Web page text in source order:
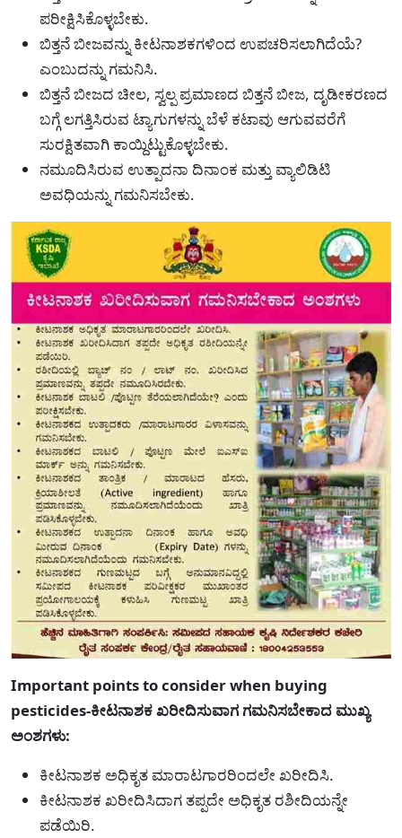
ಪರೀಕ್ಷಿಸಿಕೊಳ್ಳಬೇಕು.
ಬಿತ್ತನೆ ಬೀಜವನ್ನು ಕೀಟನಾಶಕಗಳಿಂದ ಉಪಚರಿಸಲಾಗಿದೆಯೆ?
ಎಂಬುದನ್ನು ಗಮನಿಸಿ.
ಬಿತ್ತನೆ ಬೀಜದ ಚೀಲ, ಸ್ವಲ್ಪ ಪ್ರಮಾಣದ ಬಿತ್ತನೆ ಬೀಜ, ದೃಡೀಕರಣದ
ಬಗ್ಗೆ ಲಗತ್ತಿಸಿರುವ ಟ್ಯಾಗುಗಳನ್ನು ಬೆಳೆ ಕಟಾವು ಆಗುವವರೆಗೆ
ಸುರಕ್ಷಿತವಾಗಿ ಕಾಯ್ದಿಟ್ಟುಕೊಳ್ಳಬೇಕು.
ನಮೂದಿಸಿರುವ ಉತ್ಪಾದನಾ ದಿನಾಂಕ ಮತ್ತು ವ್ಯಾಲಿಡಿಟಿ
ಅವಧಿಯನ್ನು ಗಮನಿಸಬೇಕು.
Important points to consider when buying
pesticides-ಕೀಟನಾಶಕ ಖರೀದಿಸುವಾಗ ಗಮನಿಸಬೇಕಾದ ಮುಖ್ಯ
ಅಂಶಗಳು:
ಕೀಟನಾಶಕ ಅಧಿಕೃತ ಮಾರಾಟಗಾರರಿಂದಲೇ ಖರೀದಿಸಿ.
ಕೀಟನಾಶಕ ಖರೀದಿಸಿದಾಗ ತಪ್ಪದೇ ಅಧಿಕೃತ ರಶೀದಿಯನ್ನೇ
ಪಡೆಯಿರಿ.